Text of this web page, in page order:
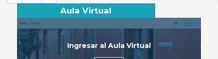
Aula Virtual
Ingresar al Aula Virtual